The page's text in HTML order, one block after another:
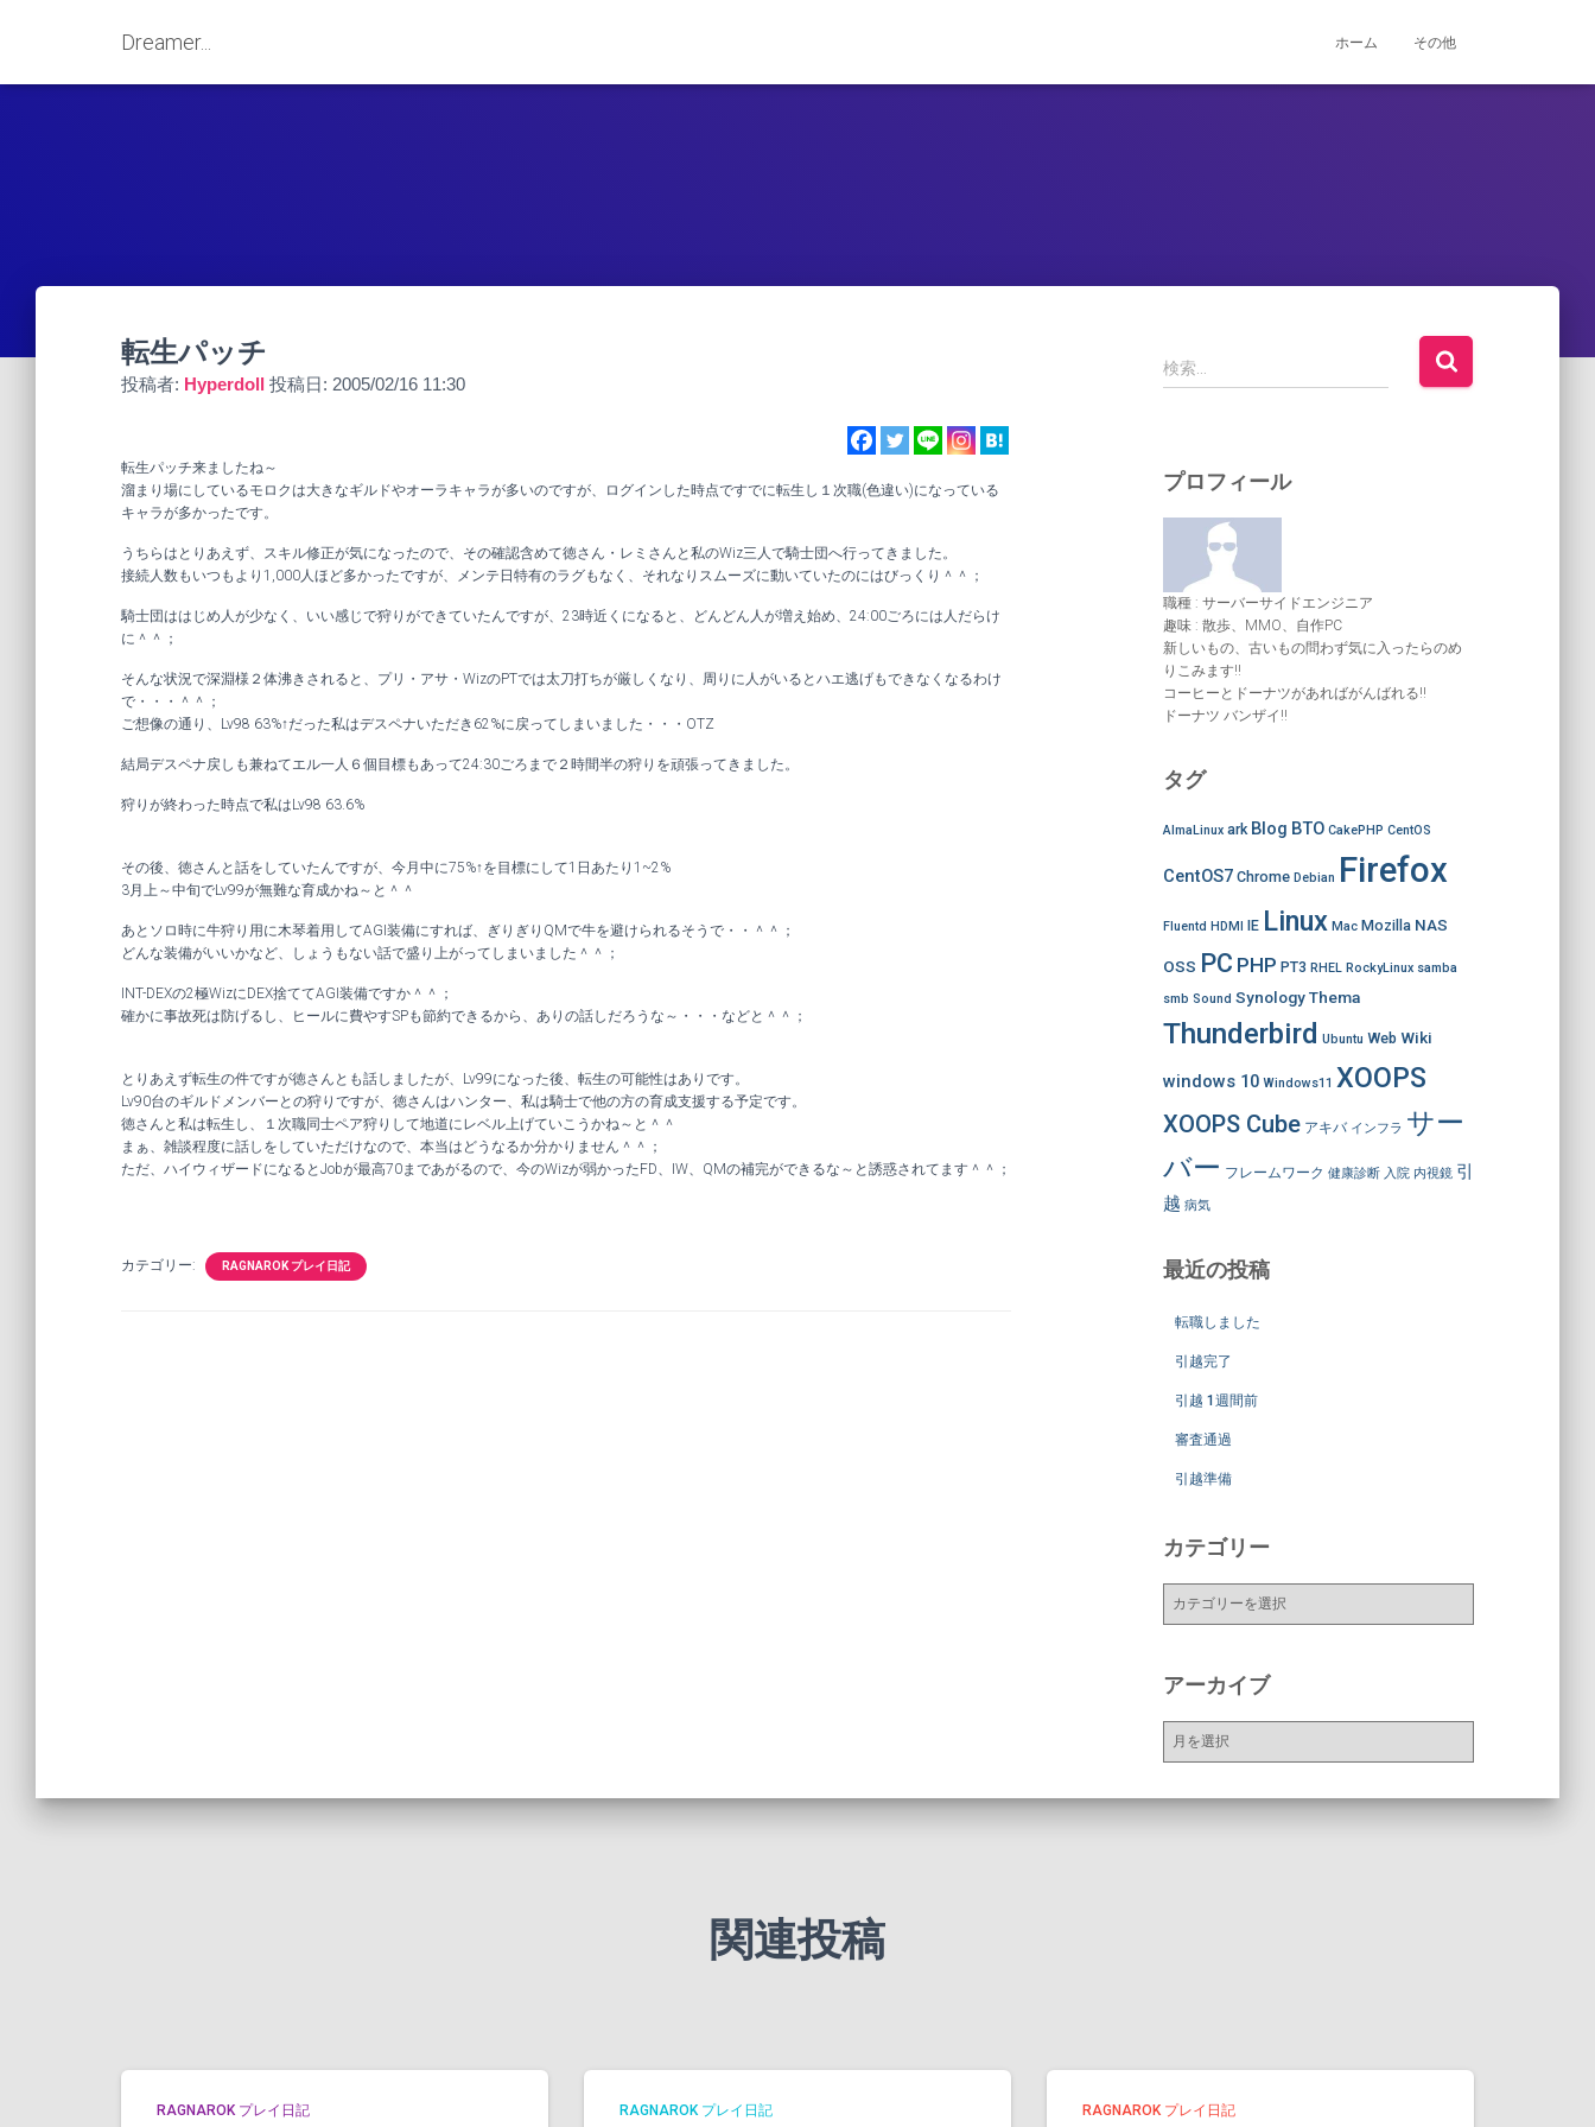
Dreamer... ホーム その他
転生パッチ
投稿者: Hyperdoll 投稿日: 2005/02/16 11:30
転生パッチ来ましたね～
溜まり場にしているモロクは大きなギルドやオーラキャラが多いのですが、ログインした時点ですでに転生し１次職(色違い)になっている
キャラが多かったです。
うちらはとりあえず、スキル修正が気になったので、その確認含めて徳さん・レミさんと私のWiz三人で騎士団へ行ってきました。
接続人数もいつもより1,000人ほど多かったですが、メンテ日特有のラグもなく、それなりスムーズに動いていたのにはびっくり＾＾；
騎士団ははじめ人が少なく、いい感じで狩りができていたんですが、23時近くになると、どんどん人が増え始め、24:00ごろには人だらけ
に＾＾；
そんな状況で深淵様２体沸きされると、プリ・アサ・WizのPTでは太刀打ちが厳しくなり、周りに人がいるとハエ逃げもできなくなるわけ
で・・・＾＾；
ご想像の通り、Lv98 63%↑だった私はデスペナいただき62%に戻ってしまいました・・・OTZ
結局デスペナ戻しも兼ねてエル一人６個目標もあって24:30ごろまで２時間半の狩りを頑張ってきました。
狩りが終わった時点で私はLv98 63.6%
その後、徳さんと話をしていたんですが、今月中に75%↑を目標にして1日あたり1~2%
3月上～中旬でLv99が無難な育成かね～と＾＾
あとソロ時に牛狩り用に木琴着用してAGI装備にすれば、ぎりぎりQMで牛を避けられるそうで・・＾＾；
どんな装備がいいかなど、しょうもない話で盛り上がってしまいました＾＾；
INT-DEXの2極WizにDEX捨ててAGI装備ですか＾＾；
確かに事故死は防げるし、ヒールに費やすSPも節約できるから、ありの話しだろうな～・・・などと＾＾；
とりあえず転生の件ですが徳さんとも話しましたが、Lv99になった後、転生の可能性はありです。
Lv90台のギルドメンバーとの狩りですが、徳さんはハンター、私は騎士で他の方の育成支援する予定です。
徳さんと私は転生し、１次職同士ペア狩りして地道にレベル上げていこうかね～と＾＾
まぁ、雑談程度に話しをしていただけなので、本当はどうなるか分かりません＾＾；
ただ、ハイウィザードになるとJobが最高70まであがるので、今のWizが弱かったFD、IW、QMの補完ができるな～と誘惑されてます＾＾；
カテゴリー: RAGNAROK プレイ日記
検
索
検索…
プロフィール
職種 : サーバーサイドエンジニア
趣味 : 散歩、MMO、自作PC
新しいもの、古いもの問わず気に入ったらのめ
りこみます!!
コーヒーとドーナツがあればがんばれる!!
ドーナツ バンザイ!!
タグ
AlmaLinux ark Blog BTO CakePHP CentOS
CentOS7 Chrome Debian Firefox
Fluentd HDMI IE Linux Mac Mozilla NAS
OSS PC PHP PT3 RHEL RockyLinux samba
smb Sound Synology Thema
Thunderbird Ubuntu Web Wiki
windows 10 Windows11 XOOPS
XOOPS Cube アキバ インフラ サー
バー フレームワーク 健康診断 入院 内視鏡 引
越 病気
最近の投稿
転職しました
引越完了
引越 1週間前
審査通過
引越準備
カテゴリー
ー
アーカイブ
ー
イ
関連投稿
RAGNAROK プレイ日記 RAGNAROK プレイ日記 RAGNAROK プレイ日記